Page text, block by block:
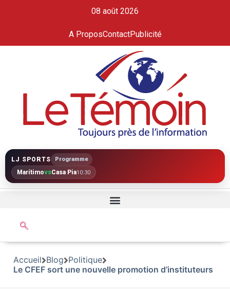
08 août 2026
A ProposContactPublicité
LJ SPORTS Programme
MarítimovsCasa Pia10:30
Accueil Blog Politique
Le CFEF sort une nouvelle promotion d’instituteurs